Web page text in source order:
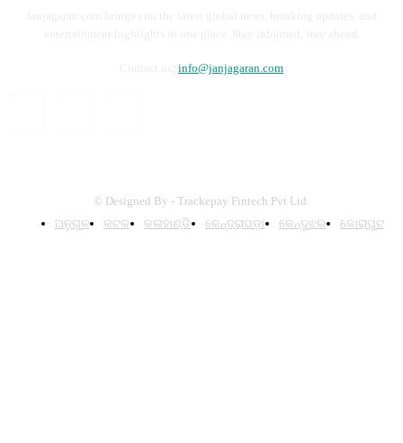
info@janjagaran.com
© Designed By - Trackepay Fintech Pvt Ltd.
ଅନୁଗୁଳ
କଟକ କଳାହାଣ୍ଡି କେନ୍ଦ୍ରାପଡ଼ା କେନ୍ଦୁଝର କୋରାପୁଟ